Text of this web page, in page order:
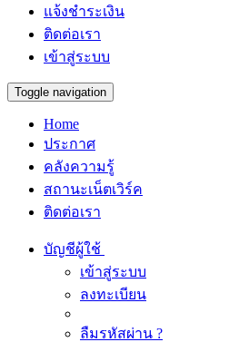
แจ้งชำระเงิน
ติดต่อเรา
เข้าสู่ระบบ
Toggle navigation
Home
ประกาศ
คลังความรู้
สถานะเน็ตเวิร์ค
ติดต่อเรา
บัญชีผู้ใช้
เข้าสู่ระบบ
ลงทะเบียน
ลืมรหัสผ่าน ?